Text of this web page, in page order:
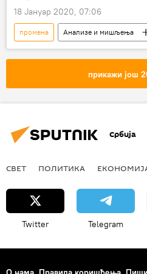
18 Јануар 2020, 07:06
промена Анализе и мишљења
промена устава
Валентин
прикажи још
Србија
СВЕТ ПОЛИТИКА
Twitter Telegram